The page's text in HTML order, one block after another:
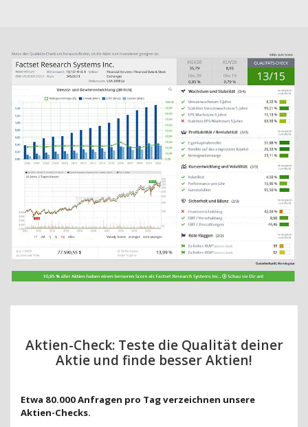
Aktien-Check: Teste die Qualität deiner
Aktie und finde besser Aktien!
Etwa 80.000 Anfragen pro Tag verzeichnen unsere
Aktien-Checks.